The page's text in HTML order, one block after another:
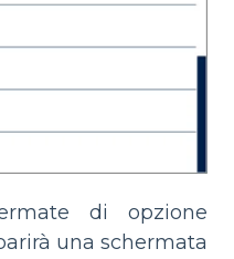
di opzione
una schermata